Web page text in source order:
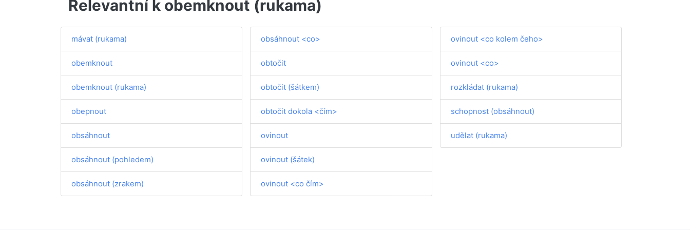
Relevantní k obemknout (rukama)
mávat (rukama)
obemknout
obemknout (rukama)
obepnout
obsáhnout
obsáhnout (pohledem)
obsáhnout (zrakem)
obsáhnout <co>
obtočit
obtočit (šátkem)
obtočit dokola <čím>
ovinout
ovinout (šátek)
ovinout <co čím>
ovinout <co kolem čeho>
ovinout <co>
rozkládat (rukama)
schopnost (obsáhnout)
udělat (rukama)